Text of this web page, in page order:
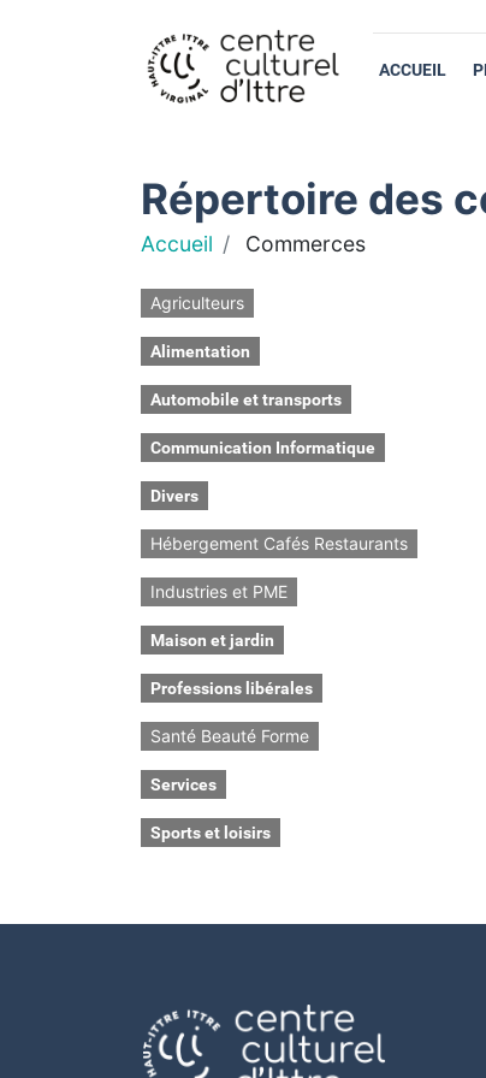
ACCUEIL
Répertoire des
Accueil Commerces
Agriculteurs
Alimentation
Automobile et transports
Communication Informatique
Divers
Hébergement Cafés Restaurants
Industries et PME
Maison et jardin
Professions libérales
Santé Beauté Forme
Services
Sports et loisirs